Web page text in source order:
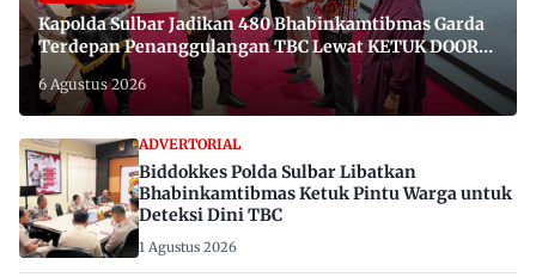
Kapolda Sulbar Jadikan 480 Bhabinkamtibmas Garda
Terdepan Penanggulangan TBC Lewat KETUK DOORS
di 650 Desa
6 Agustus 2026
ADVERTORIAL
Biddokkes Polda Sulbar Libatkan
Bhabinkamtibmas Ketuk Pintu Warga untuk
Deteksi Dini TBC
1 Agustus 2026